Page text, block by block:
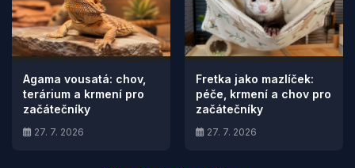
Agama vousatá: chov,
terárium a krmení pro
začátečníky
27. 7. 2026
Fretka jako mazlíček:
péče, krmení a chov pro
začátečníky
27. 7. 2026